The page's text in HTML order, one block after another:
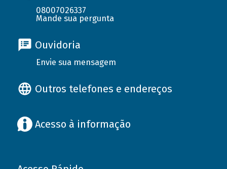
08007026337
Mande sua pergunta
Ouvidoria
Envie sua mensagem
Outros telefones e endereços
Acesso à informação